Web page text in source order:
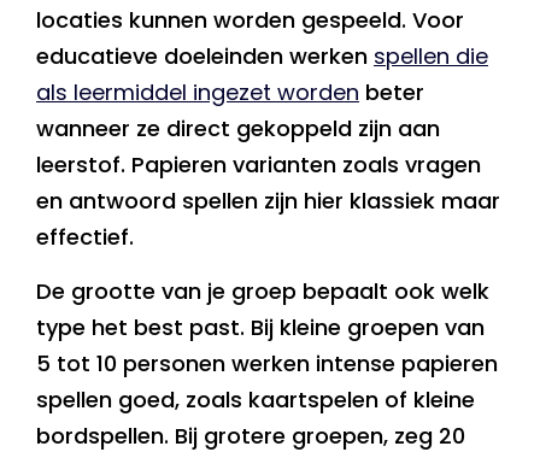
locaties kunnen worden gespeeld. Voor
educatieve doeleinden werken spellen die
als leermiddel ingezet worden beter
wanneer ze direct gekoppeld zijn aan
leerstof. Papieren varianten zoals vragen
en antwoord spellen zijn hier klassiek maar
effectief.
De grootte van je groep bepaalt ook welk
type het best past. Bij kleine groepen van
5 tot 10 personen werken intense papieren
spellen goed, zoals kaartspelen of kleine
bordspellen. Bij grotere groepen, zeg 20